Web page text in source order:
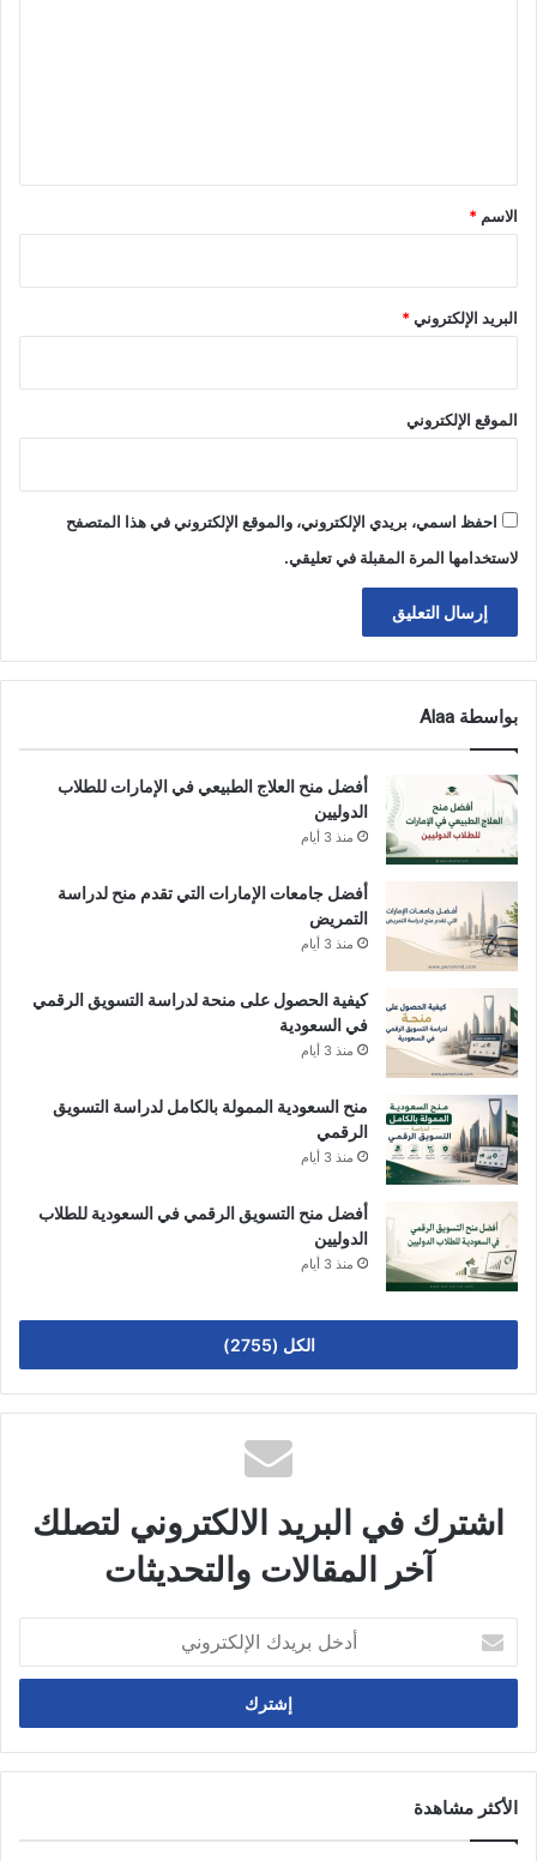
*
الاسم *
البريد الإلكتروني*
الموقع الإلكتروني
احفظ اسمي، بريدي الإلكتروني، والموقع الإلكتروني في هذا المتصفح
لاستخدامها المرة المقبلة في تعليقي.
بواسطة Alaa
أفضل منح العلاج الطبيعي في الإمارات للطلاب
الدوليين
منذ 3 أيام
أفضل جامعات الإمارات التي تقدم منح لدراسة
التمريض
منذ 3 أيام
كيفية الحصول على منحة لدراسة التسويق الرقمي
في السعودية
منذ 3 أيام
منح السعودية الممولة بالكامل لدراسة التسويق
الرقمي
منذ 3 أيام
أفضل منح التسويق الرقمي في السعودية للطلاب
الدوليين
منذ 3 أيام
الكل (2755)
اشترك في البريد الالكتروني لتصلك
آخر المقالات والتحديثات
بريدك
الإلكتروني
الأكثر مشاهدة